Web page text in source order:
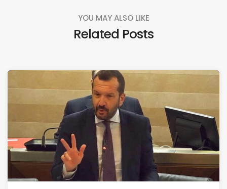
YOU MAY ALSO LIKE
Related Posts